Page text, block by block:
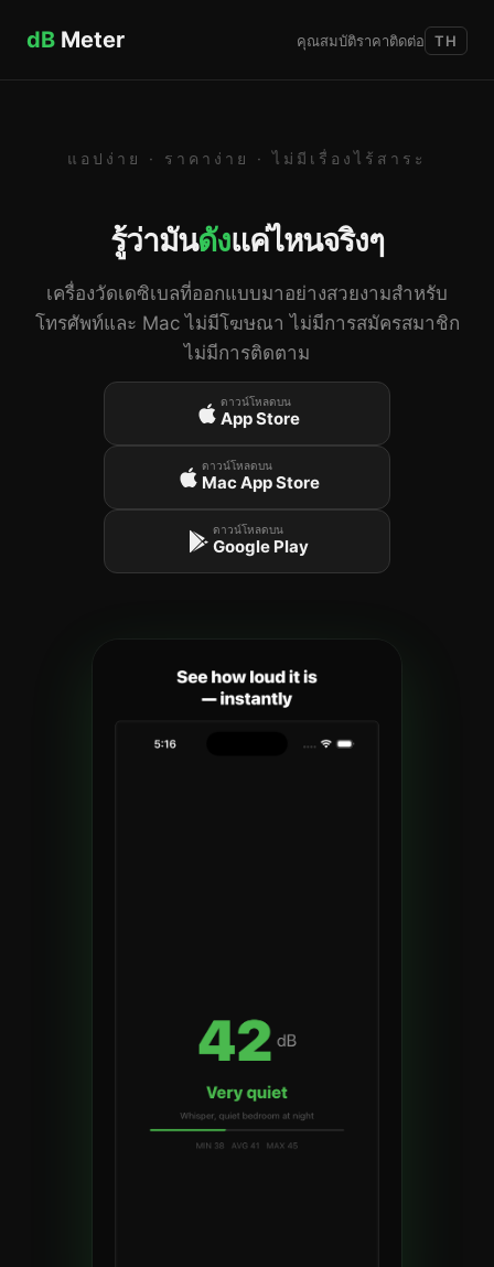
dB Meter คุณสมบัติราคาติดต่อ TH
แอปง่าย · ราคาง่าย · ไม่มีเรื่องไร้สาระ
รู้ว่ามันดังแค่ไหนจริงๆ
เครื่องวัดเดซิเบลที่ออกแบบมาอย่างสวยงามสำหรับ
โทรศัพท์และ Mac ไม่มีโฆษณา ไม่มีการสมัครสมาชิก
ไม่มีการติดตาม
ดาวน์โหลดบน
App Store
ดาวน์โหลดบน
Mac App Store
ดาวน์โหลดบน
Google Play